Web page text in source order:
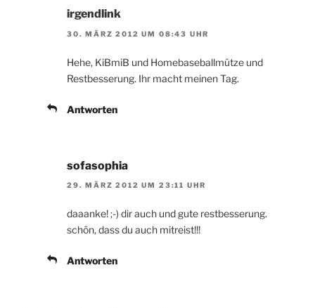
irgendlink
30. MÄRZ 2012 UM 08:43 UHR
Hehe, KiBmiB und Homebaseballmütze und
Restbesserung. Ihr macht meinen Tag.
Antworten
sofasophia
29. MÄRZ 2012 UM 23:11 UHR
daaanke! ;-) dir auch und gute restbesserung.
schön, dass du auch mitreist!!!
Antworten